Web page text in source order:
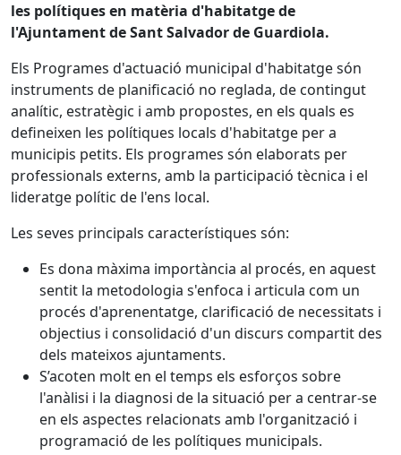
les polítiques en matèria d'habitatge de
l'Ajuntament de Sant Salvador de Guardiola.
Els Programes d'actuació municipal d'habitatge són
instruments de planificació no reglada, de contingut
analític, estratègic i amb propostes, en els quals es
defineixen les polítiques locals d'habitatge per a
municipis petits. Els programes són elaborats per
professionals externs, amb la participació tècnica i el
lideratge polític de l'ens local.
Les seves principals característiques són:
Es dona màxima importància al procés, en aquest
sentit la metodologia s'enfoca i articula com un
procés d'aprenentatge, clarificació de necessitats i
objectius i consolidació d'un discurs compartit des
dels mateixos ajuntaments.
S’acoten molt en el temps els esforços sobre
l'anàlisi i la diagnosi de la situació per a centrar-se
en els aspectes relacionats amb l'organització i
programació de les polítiques municipals.